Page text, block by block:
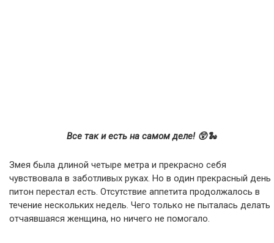
Все так и есть на самом деле! 😲🐍
Змея была длиной четыре метра и прекрасно себя
чувствовала в заботливых руках. Но в один прекрасный день
питон перестал есть. Отсутствие аппетита продолжалось в
течение нескольких недель. Чего только не пыталась делать
отчаявшаяся женщина, но ничего не помогало.